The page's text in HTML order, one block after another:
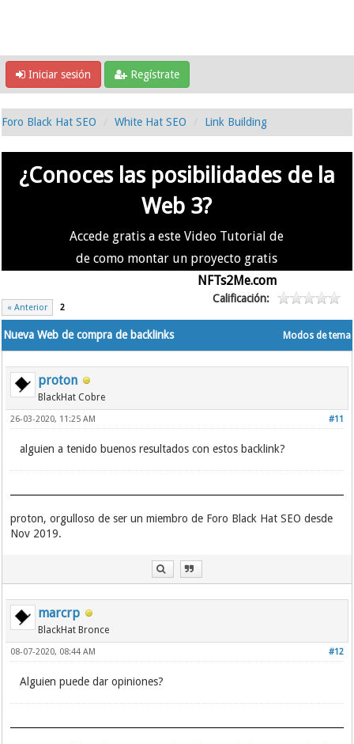
Iniciar sesión Regístrate
Foro Black Hat SEO White Hat SEO Link Building
¿Conoces las posibilidades de la
Web 3?
Accede gratis a este Video Tutorial de
de como montar un proyecto gratis
NFTs2Me.com
« Anterior 2
Calificación:
Modos de tema
Nueva Web de compra de backlinks
proton
BlackHat Cobre
#11
26-03-2020, 11:25 AM
alguien a tenido buenos resultados con estos backlink?
proton, orgulloso de ser un miembro de Foro Black Hat SEO desde
Nov 2019.
marcrp
BlackHat Bronce
#12
08-07-2020, 08:44 AM
Alguien puede dar opiniones?